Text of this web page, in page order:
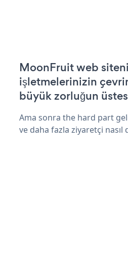
MoonFruit web
işletmelerinizin
büyük zorluğun
Ama sonra the hard part
ve daha fazla ziyaretçi nasıl